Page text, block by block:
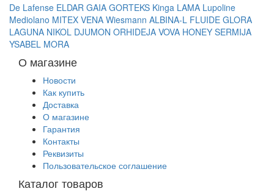
De Lafense ELDAR GAIA GORTEKS Kinga LAMA Lupoline
Mediolano MITEX VENA Wiesmann ALBINA-L FLUIDE GLORA
LAGUNA NIKOL DJUMON ORHIDEJA VOVA HONEY SERMIJA
YSABEL MORA
О магазине
Новости
Как купить
Доставка
О магазине
Гарантия
Контакты
Реквизиты
Пользовательское соглашение
Каталог товаров